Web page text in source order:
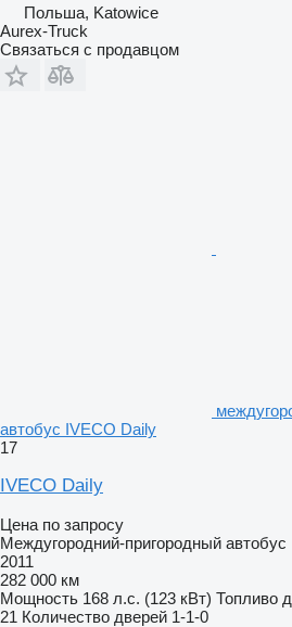
Польша, Katowice
Aurex-Truck
Связаться с продавцом
автобус IVECO Daily
17
IVECO Daily
Цена по запросу
Междугородний-пригородный автобус
2011
282 000 км
Мощность 168 л.с. (123 кВт) Топливо
21 Количество дверей 1-1-0